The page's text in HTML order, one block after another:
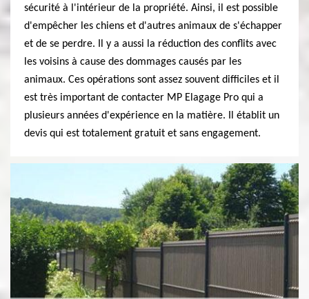
sécurité à l'intérieur de la propriété. Ainsi, il est possible
d'empêcher les chiens et d'autres animaux de s'échapper
et de se perdre. Il y a aussi la réduction des conflits avec
les voisins à cause des dommages causés par les
animaux. Ces opérations sont assez souvent difficiles et il
est très important de contacter MP Elagage Pro qui a
plusieurs années d'expérience en la matière. Il établit un
devis qui est totalement gratuit et sans engagement.